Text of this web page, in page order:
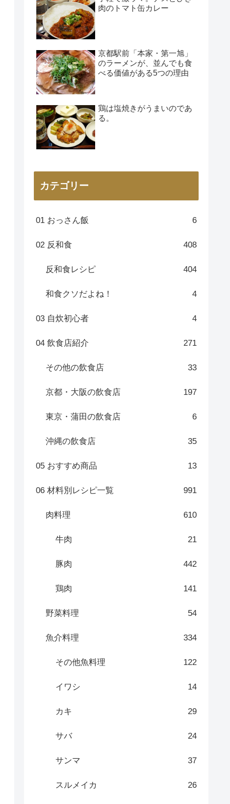
肉のトマト缶カレー
京都駅前「本家・第一旭」
のラーメンが、並んでも食
べる価値がある5つの理由
鶏は塩焼きがうまいのであ
る。
カテゴリー
01 おっさん飯 6
02 反和食 408
反和食レシピ 404
和食クソだよね！ 4
03 自炊初心者 4
04 飲食店紹介 271
その他の飲食店 33
京都・大阪の飲食店 197
東京・蒲田の飲食店 6
沖縄の飲食店 35
05 おすすめ商品 13
06 材料別レシピ一覧 991
肉料理 610
牛肉 21
豚肉 442
鶏肉 141
野菜料理 54
魚介料理 334
その他魚料理 122
イワシ 14
カキ 29
サバ 24
サンマ 37
スルメイカ 26